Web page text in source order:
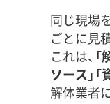
同じ現場
ごとに見
これは、
ソース」「
解体業者